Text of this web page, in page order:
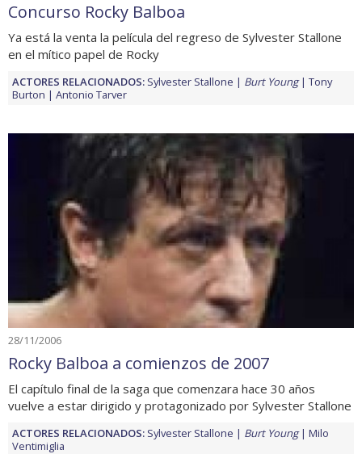
Concurso Rocky Balboa
Ya está la venta la película del regreso de Sylvester Stallone
en el mítico papel de Rocky
ACTORES RELACIONADOS: Sylvester Stallone Burt Young
Tony
Burton
Antonio Tarver
28/11/2006
Rocky Balboa a comienzos de 2007
El capítulo final de la saga que comenzara hace 30 años
vuelve a estar dirigido y protagonizado por Sylvester Stallone
ACTORES RELACIONADOS: Sylvester Stallone Burt Young
Milo
Ventimiglia